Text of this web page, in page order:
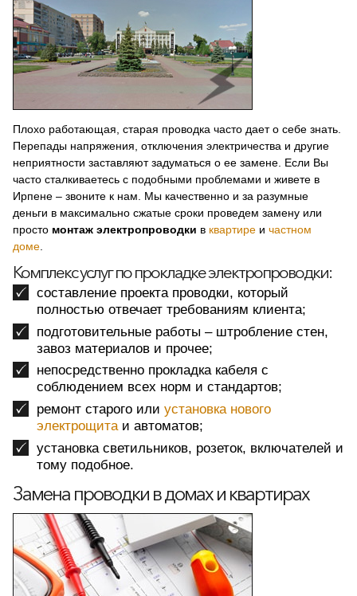
Плохо работающая, старая проводка часто дает о себе знать.
Перепады напряжения, отключения электричества и другие
неприятности заставляют задуматься о ее замене. Если Вы
часто сталкиваетесь с подобными проблемами и живете в
Ирпене – звоните к нам. Мы качественно и за разумные
деньги в максимально сжатые сроки проведем замену или
просто монтаж электропроводки в квартире и частном
доме.
Комплекс услуг по прокладке электропроводки:
составление проекта проводки, который
полностью отвечает требованиям клиента;
подготовительные работы – штробление стен,
завоз материалов и прочее;
непосредственно прокладка кабеля с
соблюдением всех норм и стандартов;
ремонт старого или установка нового
электрощитаи автоматов;
установка светильников, розеток, включателей и
тому подобное.
Замена проводки в домах и квартирах